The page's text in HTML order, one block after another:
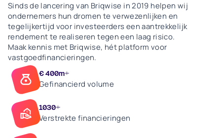
Sinds de lancering van Briqwise in 2019 helpen wij
ondernemers hun dromen te verwezenlijken en
tegelijkertijd voor investeerders een aantrekkelijk
rendement te realiseren tegen een laag risico.
Maak kennis met Briqwise, hét platform voor
vastgoedfinancieringen.
€ 400m+
Gefinancierd volume
1030+
Verstrekte financieringen